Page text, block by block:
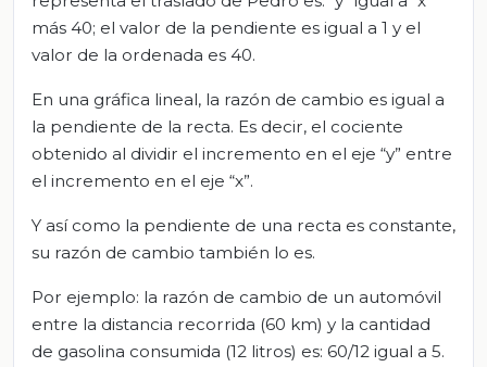
más 40; el valor de la pendiente es igual a 1 y el
valor de la ordenada es 40.
En una gráfica lineal, la razón de cambio es igual a
la pendiente de la recta. Es decir, el cociente
obtenido al dividir el incremento en el eje “y” entre
el incremento en el eje “x”.
Y así como la pendiente de una recta es constante,
su razón de cambio también lo es.
Por ejemplo: la razón de cambio de un automóvil
entre la distancia recorrida (60 km) y la cantidad
de gasolina consumida (12 litros) es: 60/12 igual a 5.